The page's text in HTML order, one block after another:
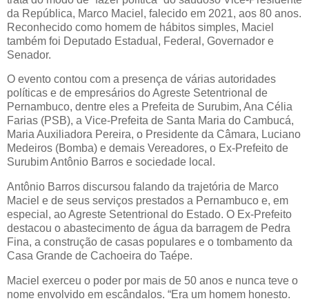
da República, Marco Maciel, falecido em 2021, aos 80 anos.
Reconhecido como homem de hábitos simples, Maciel
também foi Deputado Estadual, Federal, Governador e
Senador.
O evento contou com a presença de várias autoridades
políticas e de empresários do Agreste Setentrional de
Pernambuco, dentre eles a Prefeita de Surubim, Ana Célia
Farias (PSB), a Vice-Prefeita de Santa Maria do Cambucá,
Maria Auxiliadora Pereira, o Presidente da Câmara, Luciano
Medeiros (Bomba) e demais Vereadores, o Ex-Prefeito de
Surubim Antônio Barros e sociedade local.
Antônio Barros discursou falando da trajetória de Marco
Maciel e de seus serviços prestados a Pernambuco e, em
especial, ao Agreste Setentrional do Estado. O Ex-Prefeito
destacou o abastecimento de água da barragem de Pedra
Fina, a construção de casas populares e o tombamento da
Casa Grande de Cachoeira do Taépe.
Maciel exerceu o poder por mais de 50 anos e nunca teve o
nome envolvido em escândalos. “Era um homem honesto.